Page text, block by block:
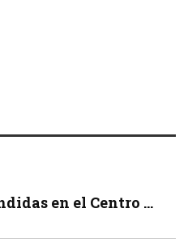
en el Centro ...